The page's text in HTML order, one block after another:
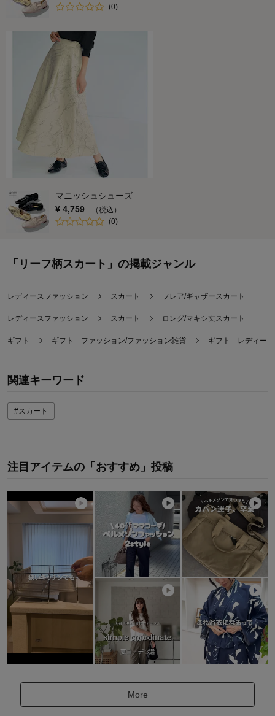
(0)
マニッシュシューズ
¥ 4,759
（税込）
(0)
「リーフ柄スカート」の掲載ジャンル
レディースファッション スカート フレア/ギャザースカート
レディースファッション スカート ロング/マキシ丈スカート
ギフト ギフト ファッション/ファッション雑貨 ギフト レディース
関連キーワード
#スカート
注目アイテムの「おすすめ」投稿
More